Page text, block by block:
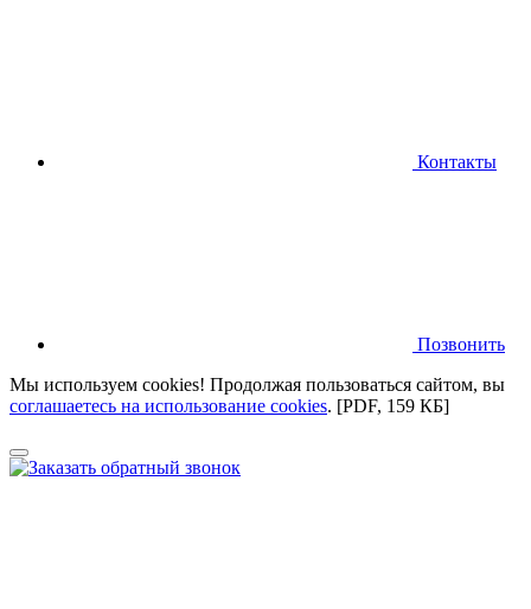
Контакты
Позвонить
Мы используем cookies! Продолжая пользоваться сайтом, вы
соглашаетесь на использование cookies. [PDF, 159 КБ]